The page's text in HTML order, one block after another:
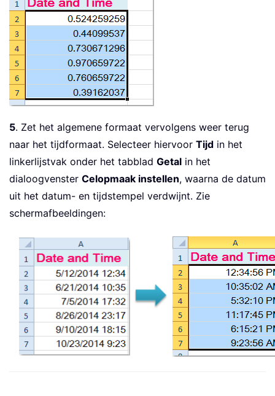
5. Zet het algemene formaat vervolgens weer terug
naar het tijdformaat. Selecteer hiervoor Tijd in het
linkerlijstvak onder het tabblad Getal in het
dialoogvenster Celopmaak instellen, waarna de datum
uit het datum- en tijdstempel verdwijnt. Zie
schermafbeeldingen: